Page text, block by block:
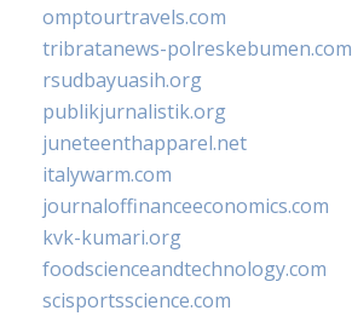
omptourtravels.com
tribratanews-polreskebumen.com
rsudbayuasih.org
publikjurnalistik.org
juneteenthapparel.net
italywarm.com
journaloffinanceeconomics.com
kvk-kumari.org
foodscienceandtechnology.com
scisportsscience.com